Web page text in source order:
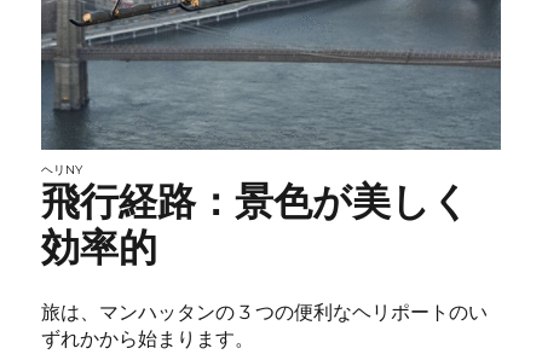
ヘリNY
飛行経路：景色が美しく
効率的
旅は、マンハッタンの 3 つの便利なヘリポートのい
ずれかから始まります。